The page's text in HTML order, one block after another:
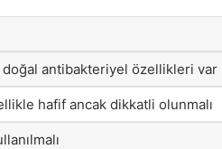
doğal antibakteriyel özellikleri var
hafif ancak dikkatli olunmalı